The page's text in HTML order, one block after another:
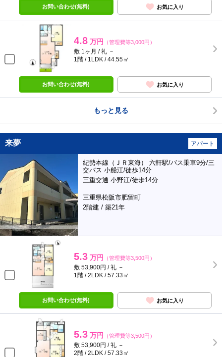
お問い合わせ(無料) お気に入り
4.8 万円 （管理費等3,000円）
敷 1ヶ月 / 礼 －
1階 / 1LDK / 44.55㎡
お問い合わせ(無料) お気に入り
もっと見る
来夢 アパート
紀勢本線（ＪＲ東海） 六軒駅/バス乗車9分/三
交バス 小船江/徒歩14分
三重交通 小野江/徒歩14分
三重県松阪市肥留町
2階建 / 築21年
5.3 万円 （管理費等3,500円）
敷 53,900円 / 礼 －
1階 / 2LDK / 57.33㎡
お問い合わせ(無料) お気に入り
5.3 万円 （管理費等3,500円）
敷 53,900円 / 礼 －
2階 / 2LDK / 57.33㎡